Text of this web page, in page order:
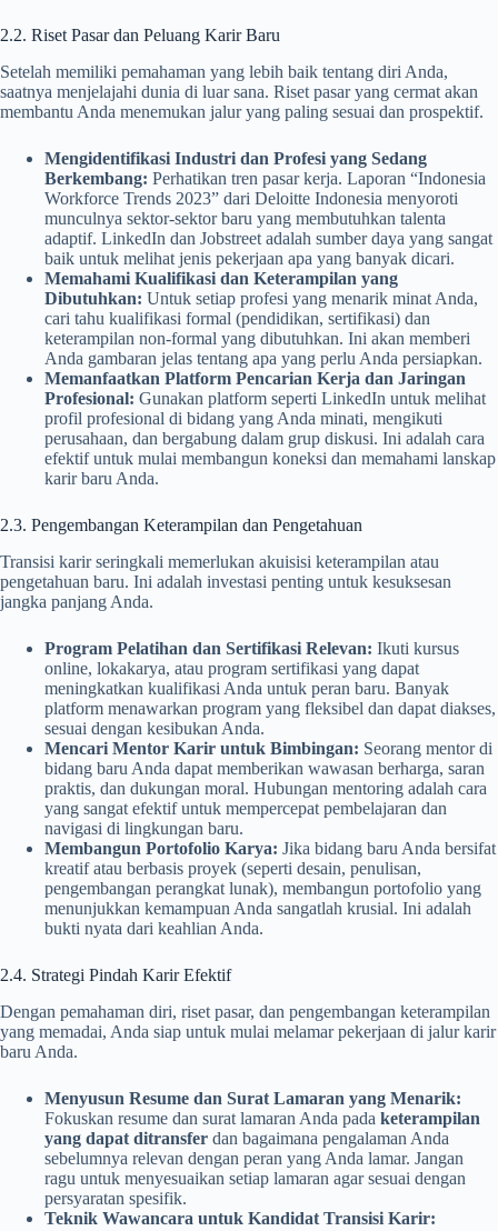
2.2. Riset Pasar dan Peluang Karir Baru
Setelah memiliki pemahaman yang lebih baik tentang diri Anda,
saatnya menjelajahi dunia di luar sana. Riset pasar yang cermat akan
membantu Anda menemukan jalur yang paling sesuai dan prospektif.
Mengidentifikasi Industri dan Profesi yang Sedang
Berkembang: Perhatikan tren pasar kerja. Laporan “Indonesia
Workforce Trends 2023” dari Deloitte Indonesia menyoroti
munculnya sektor-sektor baru yang membutuhkan talenta
adaptif. LinkedIn dan Jobstreet adalah sumber daya yang sangat
baik untuk melihat jenis pekerjaan apa yang banyak dicari.
Memahami Kualifikasi dan Keterampilan yang
Dibutuhkan: Untuk setiap profesi yang menarik minat Anda,
cari tahu kualifikasi formal (pendidikan, sertifikasi) dan
keterampilan non-formal yang dibutuhkan. Ini akan memberi
Anda gambaran jelas tentang apa yang perlu Anda persiapkan.
Memanfaatkan Platform Pencarian Kerja dan Jaringan
Profesional: Gunakan platform seperti LinkedIn untuk melihat
profil profesional di bidang yang Anda minati, mengikuti
perusahaan, dan bergabung dalam grup diskusi. Ini adalah cara
efektif untuk mulai membangun koneksi dan memahami lanskap
karir baru Anda.
2.3. Pengembangan Keterampilan dan Pengetahuan
Transisi karir seringkali memerlukan akuisisi keterampilan atau
pengetahuan baru. Ini adalah investasi penting untuk kesuksesan
jangka panjang Anda.
Program Pelatihan dan Sertifikasi Relevan: Ikuti kursus
online, lokakarya, atau program sertifikasi yang dapat
meningkatkan kualifikasi Anda untuk peran baru. Banyak
platform menawarkan program yang fleksibel dan dapat diakses,
sesuai dengan kesibukan Anda.
Mencari Mentor Karir untuk Bimbingan: Seorang mentor di
bidang baru Anda dapat memberikan wawasan berharga, saran
praktis, dan dukungan moral. Hubungan mentoring adalah cara
yang sangat efektif untuk mempercepat pembelajaran dan
navigasi di lingkungan baru.
Membangun Portofolio Karya: Jika bidang baru Anda bersifat
kreatif atau berbasis proyek (seperti desain, penulisan,
pengembangan perangkat lunak), membangun portofolio yang
menunjukkan kemampuan Anda sangatlah krusial. Ini adalah
bukti nyata dari keahlian Anda.
2.4. Strategi Pindah Karir Efektif
Dengan pemahaman diri, riset pasar, dan pengembangan keterampilan
yang memadai, Anda siap untuk mulai melamar pekerjaan di jalur karir
baru Anda.
Menyusun Resume dan Surat Lamaran yang Menarik:
Fokuskan resume dan surat lamaran Anda pada keterampilan
yang dapat ditransfer dan bagaimana pengalaman Anda
sebelumnya relevan dengan peran yang Anda lamar. Jangan
ragu untuk menyesuaikan setiap lamaran agar sesuai dengan
persyaratan spesifik.
Teknik Wawancara untuk Kandidat Transisi Karir: